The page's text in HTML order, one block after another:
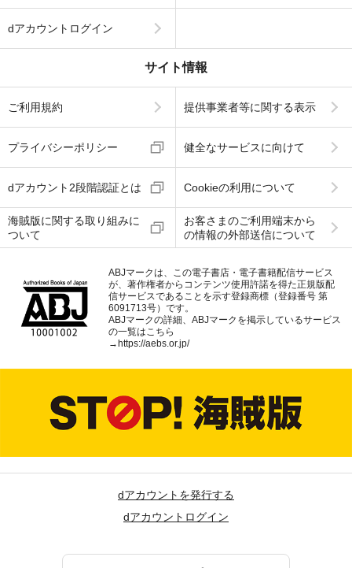
dアカウントログイン
サイト情報
ご利用規約 提供事業者等に関する表示
プライバシーポリシー 健全なサービスに向けて
dアカウント2段階認証とは Cookieの利用について
海賊版に関する取り組みに
ついて
お客さまのご利用端末から
の情報の外部送信について
ABJマークは、この電子書店・電子書籍配信サービス
が、著作権者からコンテンツ使用許諾を得た正規版配
信サービスであることを示す登録商標（登録番号 第
6091713号）です。
ABJマークの詳細、ABJマークを掲示しているサービス
の一覧はこちら
→ https://aebs.or.jp/
dアカウントを発行する
dアカウントログイン